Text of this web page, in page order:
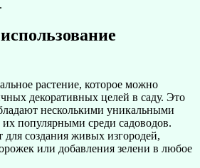
растение, которое можно
декоративных целей в саду. Это
несколькими уникальными
их популярными среди садоводов.
создания живых изгородей,
или добавления зелени в любое